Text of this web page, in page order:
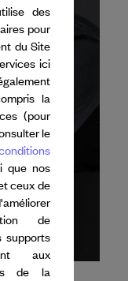
des
pour
du Site
ici
la
(pour
le
que nos
ceux de
de
supports
aux
de la